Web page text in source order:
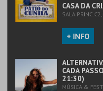
CASA DA
SALA
+ INFO
CADA
21:30)
MÚSICA &